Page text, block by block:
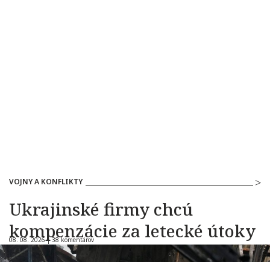
VOJNY A KONFLIKTY
Ukrajinské firmy chcú
kompenzácie za letecké útoky
08. 08. 2026 |38 komentárov